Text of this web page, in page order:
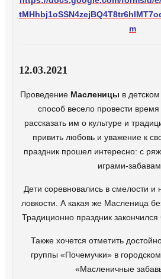
m
12.03.2021
Проведение Масленицы в
способ весело провести
рассказать им о культуре и
привить любовь и уважение к
праздник прошел интересно: с
играми-
Дети соревновались в смелости и
ловкости. А какая же Масленица
Традиционно праздник закончился
Также хочется отметить
группы «Почемучки» в
«Масленичные